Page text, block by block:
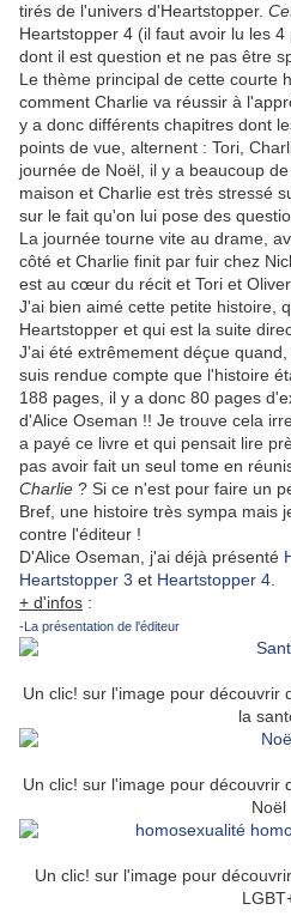
tirés de l'univers d'Heartstopper.
Heartstopper 4 (il faut avoir lu les
dont il est question et ne pas être
Le thème principal de cette courte
comment Charlie va réussir à
y a donc différents chapitres dont
points de vue, alternent : Tori,
journée de Noël, il y a beaucoup
maison et Charlie est très stressé
sur le fait qu'on lui pose des
La journée tourne vite au drame,
côté et Charlie finit par fuir chez
est au cœur du récit et Tori et
J'ai bien aimé cette petite histoire,
Heartstopper et qui est la suite
J'ai été extrêmement déçue
suis rendue compte que l'histoire
188 pages, il y a donc 80 pages
d'Alice Oseman !! Je trouve cela
a payé ce livre et qui pensait lire
pas avoir fait un seul tome en
Charlie ? Si ce n'est pour faire un
Bref, une histoire très sympa mais
contre l'éditeur !
D'Alice Oseman, j'ai déjà présenté
Heartstopper 3 et Heartstopper 4
+ d'infos :
-La présentation de l'éditeur
Un clic! sur l'image pour découvrir
la
Un clic! sur l'image pour découvrir
Noël
Un clic! sur l'image pour